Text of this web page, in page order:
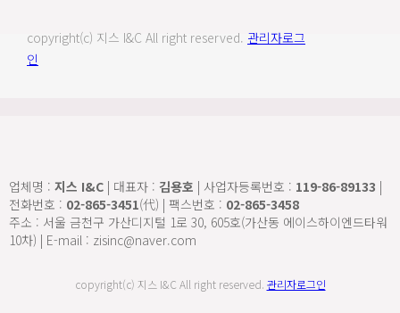
copyright(c) 지스 I&C All right reserved. 관리자로그
인
업체명 : 지스 I&C | 대표자 : 김용호 | 사업자등록번호 : 119-86-89133 |
전화번호 : 02-865-3451(代) | 팩스번호 : 02-865-3458
주소 : 서울 금천구 가산디지털 1로 30, 605호(가산동 에이스하이엔드타워
10차) | E-mail : zisinc@naver.com
copyright(c) 지스 I&C All right reserved. 관리자로그인